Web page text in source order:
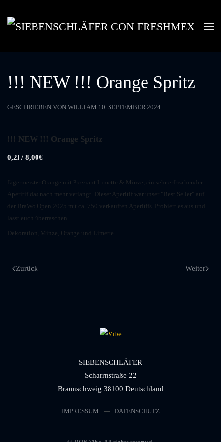
Skip to main content
!!! NEW !!! Orange Spritz
GESCHRIEBEN VON WILLIAM 10. SEPTEMBER 2024.
!!! NEW !!! Orange Spritz
0,2l / 8,00€
Jägermeister Orange mit Proviant Limette & Minze, ein sehr erfrischender
Aperitif das nach mehr verlangt. Dieser Aperitif war unser "Best Seller" auf
der BraWo Open 2025 mit ca. 750 verkauften Aperitifs. Probiert es aus und
lasst euch überraschen.
Dekoration, Minze, Orange und Limette
Zurück Weiter
SIEBENSCHLÄFER
Scharrnstraße 22
Braunschweig 38100 Deutschland
IMPRESSUM DATENSCHUTZ